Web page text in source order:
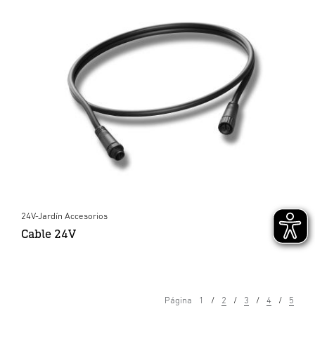
24V-Jardín Accesorios
Cable 24V
Página 1 2 3 4 5